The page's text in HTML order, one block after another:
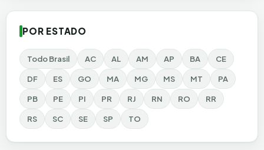
POR ESTADO
Todo Brasil AC AL AM AP BA CE
DF ES GO MA MG MS MT PA
PB PE PI PR RJ RN RO RR
RS SC SE SP TO